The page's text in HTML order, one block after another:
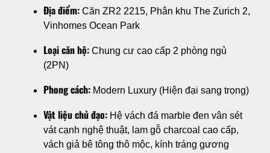
Địa điểm: Căn ZR2 2215, Phân khu The Zurich 2,
Vinhomes Ocean Park
Loại căn hộ: Chung cư cao cấp 2 phòng ngủ
(2PN)
Phong cách: Modern Luxury (Hiện đại sang trọng)
Vật liệu chủ đạo: Hệ vách đá marble đen vân sét
vát cạnh nghệ thuật, lam gỗ charcoal cao cấp,
vách giả bê tông thô mộc, kính tráng gương